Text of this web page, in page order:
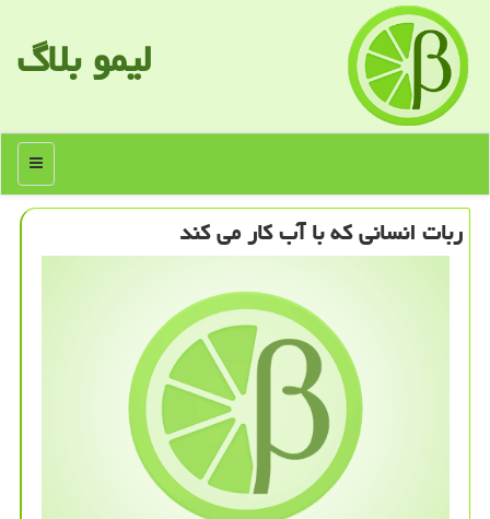
لیمو بلاگ
منو
ربات انسانی که با آب کار می کند